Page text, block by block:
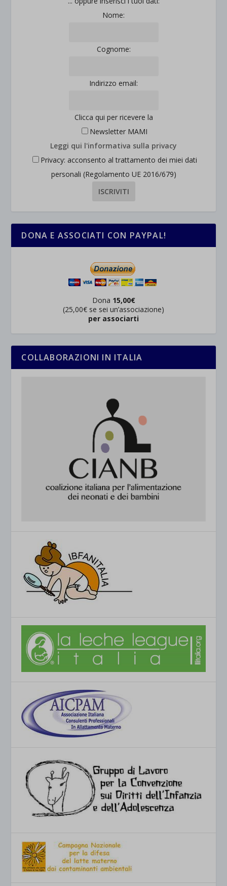
Nome:
Cognome:
Indirizzo email:
Clicca qui per ricevere la
Newsletter MAMI
Leggi qui l'informativa sulla privacy
Privacy: acconsento al trattamento dei miei dati
personali (Regolamento UE 2016/679)
DONA E ASSOCIATI CON PAYPAL!
Dona 15,00€
(25,00€ se sei un’associazione)
per associarti
COLLABORAZIONI IN ITALIA